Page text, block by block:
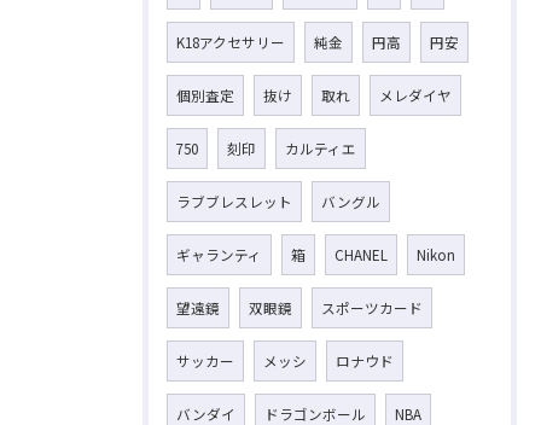
K18アクセサリー 純金 円高 円安
個別査定 抜け 取れ メレダイヤ
750 刻印 カルティエ
ラブブレスレット バングル
ギャランティ 箱 CHANEL Nikon
望遠鏡 双眼鏡 スポーツカード
サッカー メッシ ロナウド
バンダイ ドラゴンボール NBA